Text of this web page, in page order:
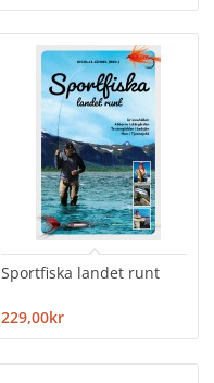
Sportfiska landet runt
229,00kr